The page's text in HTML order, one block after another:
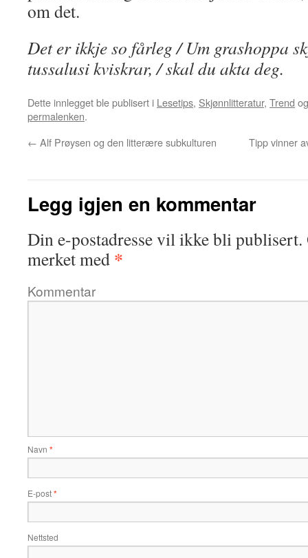
om det.
Det er ikkje so fårleg / Um grashoppa
tussalusi kviskrar, / skal du akta deg.
Dette innlegget ble publisert i Lesetips, Skjønnlitteratur, Trend
permalenken.
← Alf Prøysen og den litterære subkulturen Tipp vinner
Legg igjen en kommentar
Din e-postadresse vil ikke bli publisert.
merket med *
Kommentar
Navn *
E-post*
Nettsted